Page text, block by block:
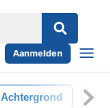
Aanmelden
Achtergrond